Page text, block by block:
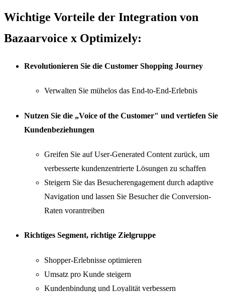
Wichtige Vorteile der Integration von
Bazaarvoice x Optimizely:
Revolutionieren Sie die Customer Shopping Journey
Verwalten Sie mühelos das End-to-End-Erlebnis
Nutzen Sie die „Voice of the Customer" und vertiefen Sie
Kundenbeziehungen
Greifen Sie auf User-Generated Content zurück, um
verbesserte kundenzentrierte Lösungen zu schaffen
Steigern Sie das Besucherengagement durch adaptive
Navigation und lassen Sie Besucher die Conversion-
Raten vorantreiben
Richtiges Segment, richtige Zielgruppe
Shopper-Erlebnisse optimieren
Umsatz pro Kunde steigern
Kundenbindung und Loyalität verbessern